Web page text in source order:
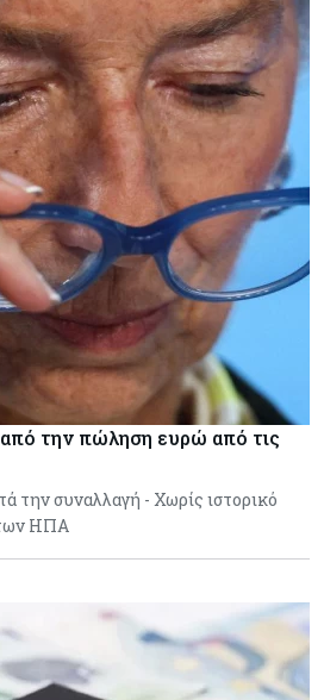
την πώληση ευρώ από τις
την συναλλαγή - Χωρίς ιστορικό
ΗΠΑ